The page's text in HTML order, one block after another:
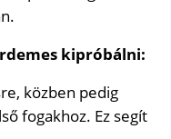
kipróbálni:
közben pedig
fogakhoz. Ez segít